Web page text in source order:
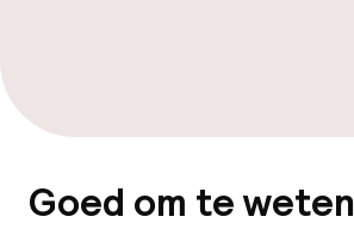
Entertainment
Goed om te weten